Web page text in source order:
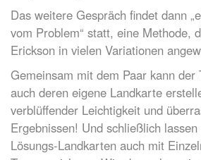
Das weitere Gespräch findet dann
vom Problem“ statt, eine Methode,
Erickson in vielen Variationen
Gemeinsam mit dem Paar kann der
auch deren eigene Landkarte
verblüffender Leichtigkeit und
Ergebnissen! Und schließlich
Lösungs-Landkarten auch mit